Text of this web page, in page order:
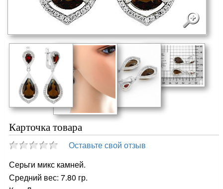
Карточка товара
Оставьте свой отзыв
Серьги микс камней.
Средний вес: 7.80 гр.